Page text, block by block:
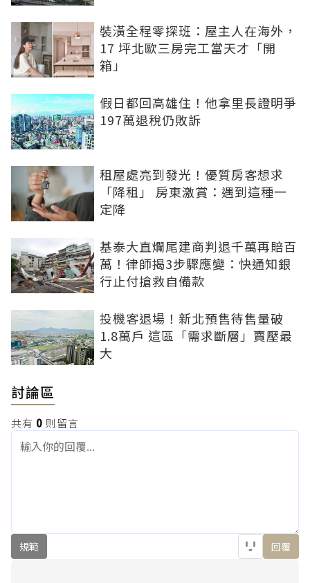
裝潢全程零探班：屋主人在海外，
17 坪北歐三房完工當天才「開
箱」
假日都回高雄住！他拿里長證明爭
197萬退稅仍敗訴
租屋處亮到發光！優質房客想求
「降租」 房東激賞：遇到這種一
定降
基泰大直爛尾建商判退千萬再賠百
萬！律師揭3步驟應變：快通知銀
行止付搶救自備款
投機客退場！新北預售待售量破
1.8萬戶 這區「需求斷層」賣壓最
大
討論區
共有 0 則留言
規範 回覆